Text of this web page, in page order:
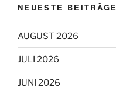
NEUESTE BEITRÄGE
AUGUST 2026
JULI 2026
JUNI 2026